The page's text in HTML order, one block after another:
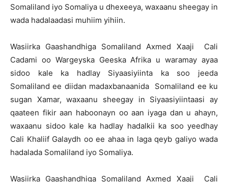
Somaliland iyo Somaliya u dhexeeya, waxaanu sheegay in
wada hadalaadasi muhiim yihiin.
Wasiirka Gaashandhiga Somaliland Axmed Xaaji Cali
Cadami oo Wargeyska Geeska Afrika u waramay ayaa
sidoo kale ka hadlay Siyaasiyiinta ka soo jeeda
Somaliland ee diidan madaxbanaanida Somaliland ee ku
sugan Xamar, waxaanu sheegay in Siyaasiyiintaasi ay
qaateen fikir aan haboonayn oo aan iyaga dan u ahayn,
waxaanu sidoo kale ka hadlay hadalkii ka soo yeedhay
Cali Khaliif Galaydh oo ee ahaa in laga qeyb galiyo wada
hadalada Somaliland iyo Somaliya.
Wasiirka Gaashandhiga Somaliland Axmed Xaaji Cali